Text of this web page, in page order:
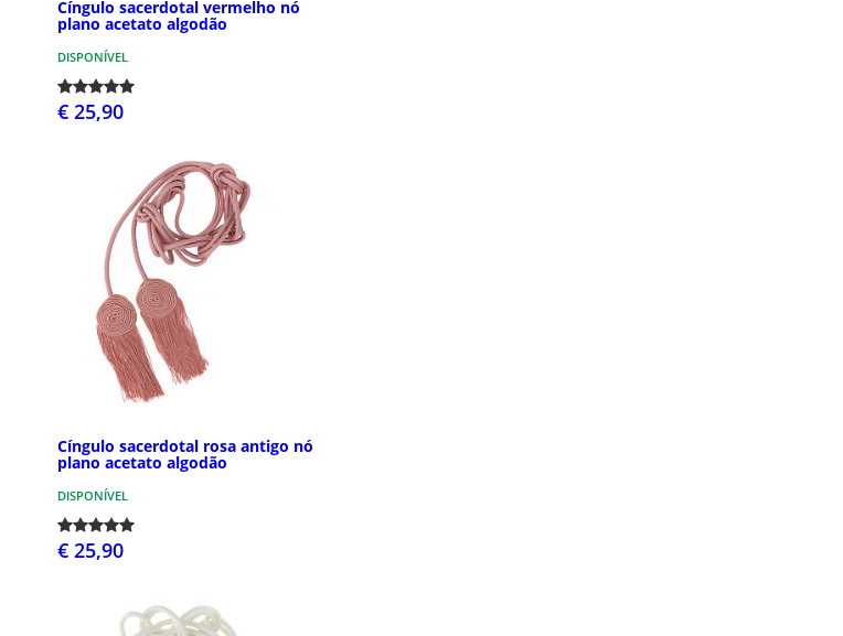
Cíngulo sacerdotal vermelho nó
plano acetato algodão
DISPONÍVEL
€ 25,90
Cíngulo sacerdotal rosa antigo nó
plano acetato algodão
DISPONÍVEL
€ 25,90